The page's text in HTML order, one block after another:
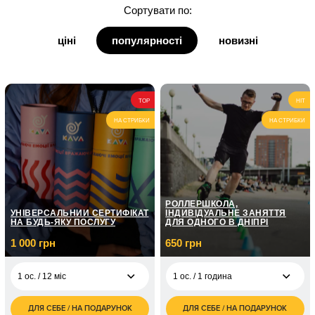
для дідуся
для куми
для кума
Сортувати по:
ціні популярності новизні
TOP
НА СТРИБКИ
УНІВЕРСАЛЬНИЙ СЕРТИФІКАТ
НА БУДЬ-ЯКУ ПОСЛУГУ
1 000 грн
1 ос. / 12 міс
1 000
ДЛЯ СЕБЕ / НА ПОДАРУНОК
HIT
НА СТРИБКИ
РОЛЛЕРШКОЛА,
ІНДИВІДУАЛЬНЕ ЗАНЯТТЯ
ДЛЯ ОДНОГО В ДНІПРІ
650 грн
1 ос. / 1 година
650
ДЛЯ СЕБЕ / НА ПОДАРУНОК